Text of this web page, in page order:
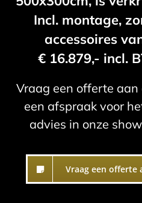
Incl. montage,
accessoires
€ 16.879,- incl.
Vraag een offerte aan
een afspraak voor
advies in onze
Vraag een offerte